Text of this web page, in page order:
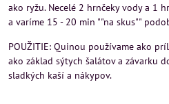
ako ryžu. Necelé 2 hrnčeky vody a 1
a varíme 15 - 20 min ""na skus""
POUŽITIE: Quinou používame ako
ako základ sýtych šalátov a závarku
sladkých kaší a nákypov.